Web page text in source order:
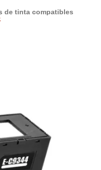
de tinta compatibles